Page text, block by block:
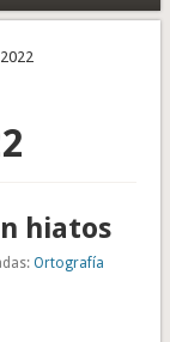
hiatos
Ortografía